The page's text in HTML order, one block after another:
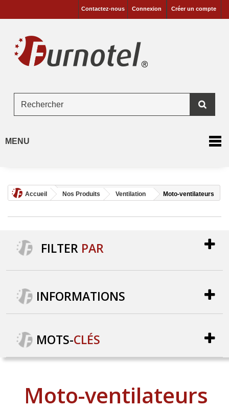
Créer un compte
Connexion
Contactez-nous
MENU
Accueil Nos Produits Ventilation Moto-ventilateurs
FILTER PAR
INFORMATIONS
MOTS-CLÉS
Moto-ventilateurs